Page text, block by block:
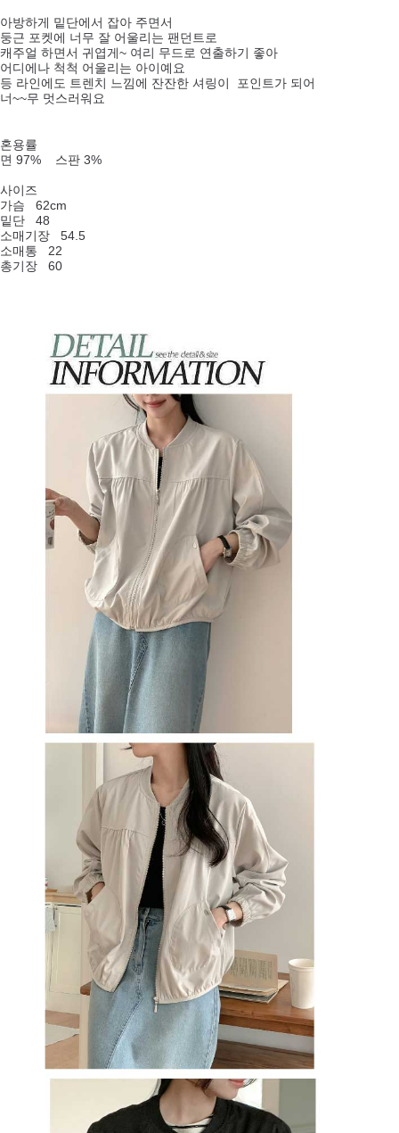
아방하게 밑단에서 잡아 주면서
둥근 포켓에 너무 잘 어울리는 팬던트로
캐주얼 하면서 귀엽게~ 여리 무드로 연출하기 좋아
어디에나 척척 어울리는 아이예요
등 라인에도 트렌치 느낌에 잔잔한 셔링이 포인트가 되어
너~~무 멋스러워요
혼용률
면 97% 스판 3%
사이즈
가슴 62cm
밑단 48
소매기장 54.5
소매통 22
총기장 60